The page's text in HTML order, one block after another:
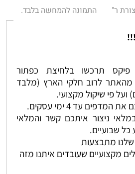
ר"
התמונה להמחשה בלבד.
תרכשו בלחיצת כפתור
מהאתר לרוב חלקי הארץ (מלבד
ועל פי שיקול מקצועי.
עד 4 ימי עסקים.
ניצור איתכם קשר והמלאי
שבועיים.
שלנו מתבצעות
מקצועיים שעובדים איתנו מזה